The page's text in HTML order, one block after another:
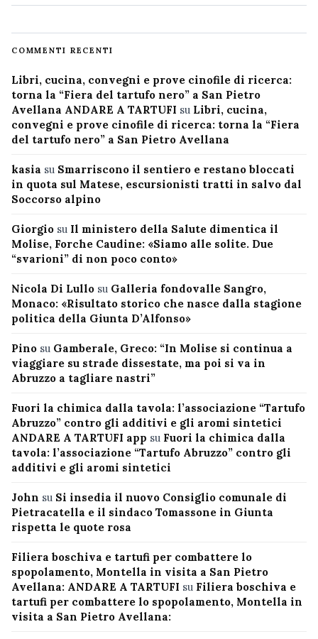
COMMENTI RECENTI
Libri, cucina, convegni e prove cinofile di ricerca:
torna la “Fiera del tartufo nero” a San Pietro
Avellana ANDARE A TARTUFI su Libri, cucina,
convegni e prove cinofile di ricerca: torna la “Fiera
del tartufo nero” a San Pietro Avellana
kasia su Smarriscono il sentiero e restano bloccati
in quota sul Matese, escursionisti tratti in salvo dal
Soccorso alpino
Giorgio su Il ministero della Salute dimentica il
Molise, Forche Caudine: «Siamo alle solite. Due
“svarioni” di non poco conto»
Nicola Di Lullo su Galleria fondovalle Sangro,
Monaco: «Risultato storico che nasce dalla stagione
politica della Giunta D’Alfonso»
Pino su Gamberale, Greco: “In Molise si continua a
viaggiare su strade dissestate, ma poi si va in
Abruzzo a tagliare nastri”
Fuori la chimica dalla tavola: l’associazione “Tartufo
Abruzzo” contro gli additivi e gli aromi sintetici
ANDARE A TARTUFI app su Fuori la chimica dalla
tavola: l’associazione “Tartufo Abruzzo” contro gli
additivi e gli aromi sintetici
John su Si insedia il nuovo Consiglio comunale di
Pietracatella e il sindaco Tomassone in Giunta
rispetta le quote rosa
Filiera boschiva e tartufi per combattere lo
spopolamento, Montella in visita a San Pietro
Avellana: ANDARE A TARTUFI su Filiera boschiva e
tartufi per combattere lo spopolamento, Montella in
visita a San Pietro Avellana: